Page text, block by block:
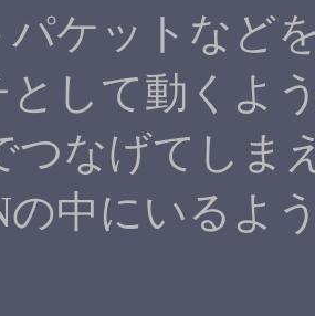
パケットなど
として動くよ
つなげてしま
中にいるよ